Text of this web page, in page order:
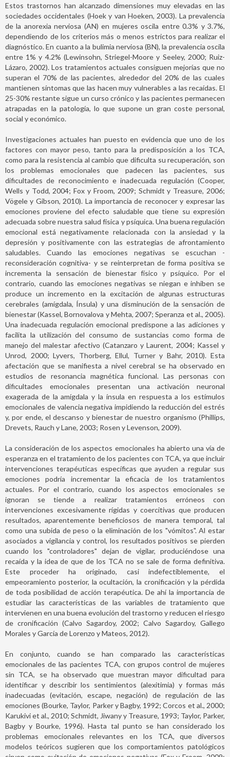
Estos trastornos han alcanzado dimensiones muy elevadas en las
sociedades occidentales (Hoek y van Hoeken, 2003). La prevalencia
de la anorexia nerviosa (AN) en mujeres oscila entre 0.3% y 3.7%,
dependiendo de los criterios más o menos estrictos para realizar el
diagnóstico. En cuanto a la bulimia nerviosa (BN), la prevalencia oscila
entre 1% y 4.2% (Lewinsohn, Striegel-Moore y Seeley, 2000; Ruiz-
Lázaro, 2002). Los tratamientos actuales consiguen mejorías que no
superan el 70% de las pacientes, alrededor del 20% de las cuales
mantienen síntomas que las hacen muy vulnerables a las recaídas. El
25-30% restante sigue un curso crónico y las pacientes permanecen
atrapadas en la patología, lo que supone un gran coste personal,
social y económico.
Investigaciones actuales han puesto en evidencia que uno de los
factores con mayor peso, tanto para la predisposición a los TCA,
como para la resistencia al cambio que dificulta su recuperación, son
los problemas emocionales que padecen las pacientes, sus
dificultades de reconocimiento e inadecuada regulación (Cooper,
Wells y Todd, 2004; Fox y Froom, 2009; Schmidt y Treasure, 2006;
Vögele y Gibson, 2010). La importancia de reconocer y expresar las
emociones proviene del efecto saludable que tiene su expresión
adecuada sobre nuestra salud física y psíquica. Una buena regulación
emocional está negativamente relacionada con la ansiedad y la
depresión y positivamente con las estrategias de afrontamiento
saludables. Cuando las emociones negativas se escuchan -
reconsideración cognitiva- y se reinterpretan de forma positiva se
incrementa la sensación de bienestar físico y psíquico. Por el
contrario, cuando las emociones negativas se niegan e inhiben se
produce un incremento en la excitación de algunas estructuras
cerebrales (amígdala, Ínsula) y una disminución de la sensación de
bienestar (Kassel, Bornovalova y Mehta, 2007; Speranza et al., 2005).
Una inadecuada regulación emocional predispone a las adiciones y
facilita la utilización del consumo de sustancias como forma de
manejo del malestar afectivo (Catanzaro y Laurent, 2004; Kassel y
Unrod, 2000; Lyvers, Thorberg, Ellul, Turner y Bahr, 2010). Esta
afectación que se manifiesta a nivel cerebral se ha observado en
estudios de resonancia magnética funcional. Las personas con
dificultades emocionales presentan una activación neuronal
exagerada de la amígdala y la ínsula en respuesta a los estímulos
emocionales de valencia negativa impidiendo la reducción del estrés
y, por ende, el descanso y bienestar de nuestro organismo (Phillips,
Drevets, Rauch y Lane, 2003; Rosen y Levenson, 2009).
La consideración de los aspectos emocionales ha abierto una vía de
esperanza en el tratamiento de los pacientes con TCA, ya que incluir
intervenciones terapéuticas específicas que ayuden a regular sus
emociones podría incrementar la eficacia de los tratamientos
actuales. Por el contrario, cuando los aspectos emocionales se
ignoran se tiende a realizar tratamientos erróneos con
intervenciones excesivamente rígidas y coercitivas que producen
resultados, aparentemente beneficiosos de manera temporal, tal
como una subida de peso o la eliminación de los "vómitos". Al estar
asociados a vigilancia y control, los resultados positivos se pierden
cuando los "controladores" dejan de vigilar, produciéndose una
recaída y la idea de que de los TCA no se sale de forma definitiva.
Este proceder ha originado, casi indefectiblemente, el
empeoramiento posterior, la ocultación, la cronificación y la pérdida
de toda posibilidad de acción terapéutica. De ahí la importancia de
estudiar las características de las variables de tratamiento que
intervienen en una buena evolución del trastorno y reducen el riesgo
de cronificación (Calvo Sagardoy, 2002; Calvo Sagardoy, Gallego
Morales y García de Lorenzo y Mateos, 2012).
En conjunto, cuando se han comparado las características
emocionales de las pacientes TCA, con grupos control de mujeres
sin TCA, se ha observado que muestran mayor dificultad para
identificar y describir los sentimientos (alexitimia) y formas más
inadecuadas (evitación, escape, negación) de regulación de las
emociones (Bourke, Taylor, Parker y Bagby, 1992; Corcos et al., 2000;
Karukivi et al., 2010; Schmidt, Jiwany y Treasure, 1993; Taylor, Parker,
Bagby y Bourke, 1996). Hasta tal punto se han considerado los
problemas emocionales relevantes en los TCA, que diversos
modelos teóricos sugieren que los comportamientos patológicos